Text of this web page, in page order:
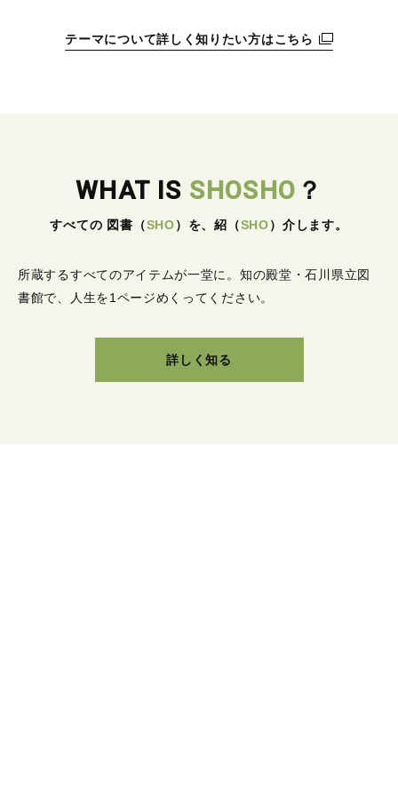
テーマについて詳しく知りたい方はこちら
WHAT IS SHOSHO ？
すべての 図書 （SHO） を、紹 （SHO） 介します。
所蔵するすべてのアイテムが一堂に。 知の殿堂・石川県立図
書館で、人生を1ページめくってください。
詳しく知る